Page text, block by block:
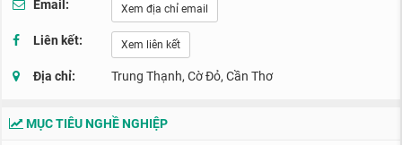
Email: Xem địa chỉ email
Liên kết: Xem liên kết
Địa chỉ: Trung Thạnh, Cờ Đỏ, Cần Thơ
MỤC TIÊU NGHỀ NGHIỆP